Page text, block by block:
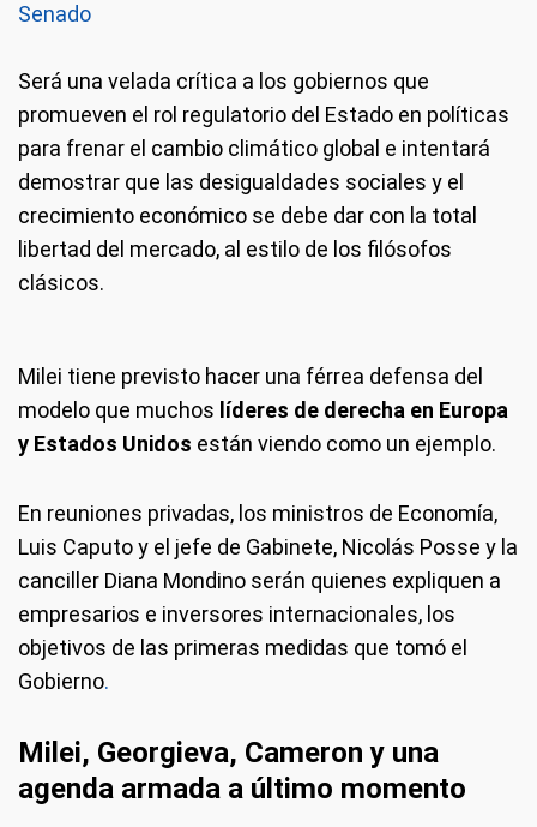
Senado
Será una velada crítica a los gobiernos que
promueven el rol regulatorio del Estado en políticas
para frenar el cambio climático global e intentará
demostrar que las desigualdades sociales y el
crecimiento económico se debe dar con la total
libertad del mercado, al estilo de los filósofos
clásicos.
Milei tiene previsto hacer una férrea defensa del
modelo que muchos líderes de derecha en Europa
y Estados Unidos están viendo como un ejemplo.
En reuniones privadas, los ministros de Economía,
Luis Caputo y el jefe de Gabinete, Nicolás Posse y la
canciller Diana Mondino serán quienes expliquen a
empresarios e inversores internacionales, los
objetivos de las primeras medidas que tomó el
Gobierno.
Milei, Georgieva, Cameron y una
agenda armada a último momento